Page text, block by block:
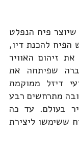
פיח הנפלט
להכנת דיו,
זיהום האוויר
שפיתחה את
דיזל ממוקמת
מתרחשים רבע
בעולם. עד כה
פיח ששימשו ליצירת